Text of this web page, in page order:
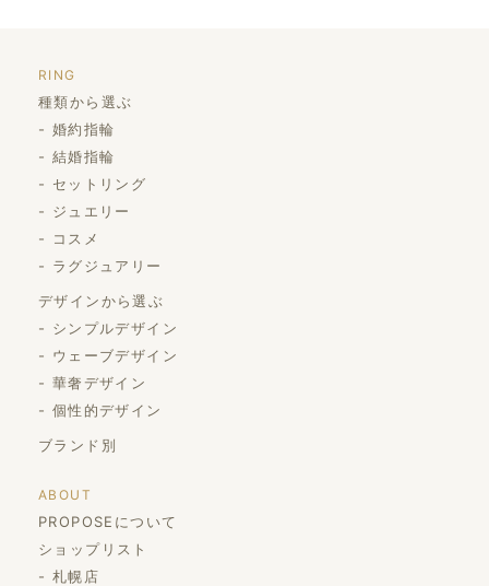
RING
種類から選ぶ
婚約指輪
結婚指輪
セットリング
ジュエリー
コスメ
ラグジュアリー
デザインから選ぶ
シンプルデザイン
ウェーブデザイン
華奢デザイン
個性的デザイン
ブランド別
ABOUT
PROPOSEについて
ショップリスト
札幌店